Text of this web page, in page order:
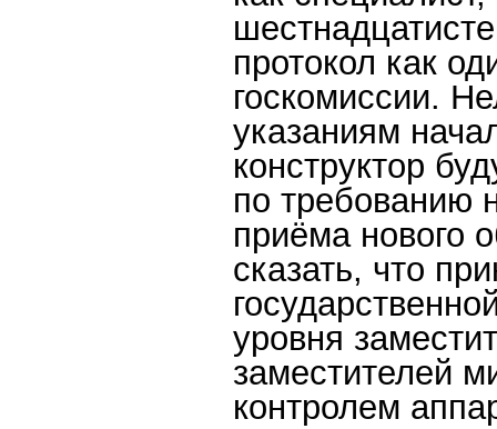
протокол как
госкомиссии.
указаниям
конструктор
по требованию
приёма нового
сказать, что
уровня
заместителей
контролем